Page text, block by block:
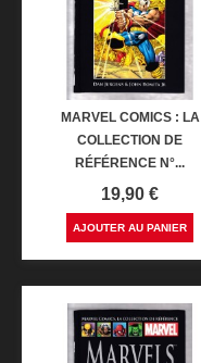
MARVEL COMICS : LA
COLLECTION DE
RÉFÉRENCE N°...
Prix
19,90 €
AJOUTER AU PANIER